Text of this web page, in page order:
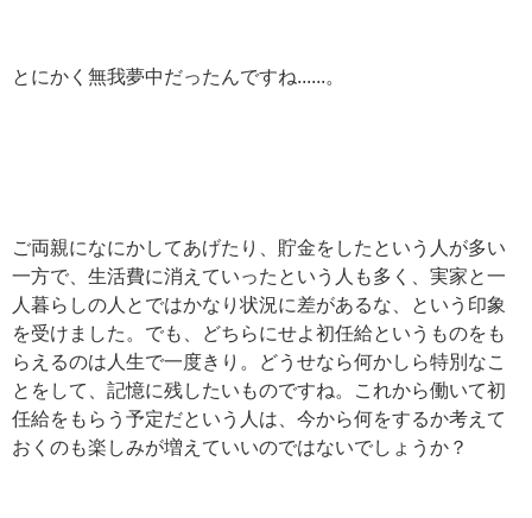
とにかく無我夢中だったんですね......。
ご両親になにかしてあげたり、貯金をしたという人が多い
一方で、生活費に消えていったという人も多く、実家と一
人暮らしの人とではかなり状況に差があるな、という印象
を受けました。でも、どちらにせよ初任給というものをも
らえるのは人生で一度きり。どうせなら何かしら特別なこ
とをして、記憶に残したいものですね。これから働いて初
任給をもらう予定だという人は、今から何をするか考えて
おくのも楽しみが増えていいのではないでしょうか？